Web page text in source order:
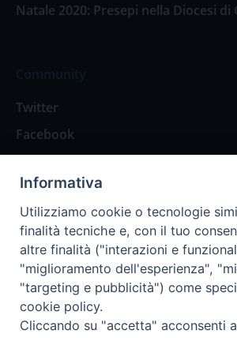
Natale 2020: Presepi nella Diocesi di
Twitter
Facebook
Contattaci
Spazio Lettori
Eventi
Eventi diocesani
Informativa
Utilizziamo cookie o tecnologie
finalità tecniche e, con il tuo
altre finalità ("interazioni e
"miglioramento dell'esperienza",
"targeting e pubblicità") come
cookie policy.
Cliccando su "accetta" acconsenti